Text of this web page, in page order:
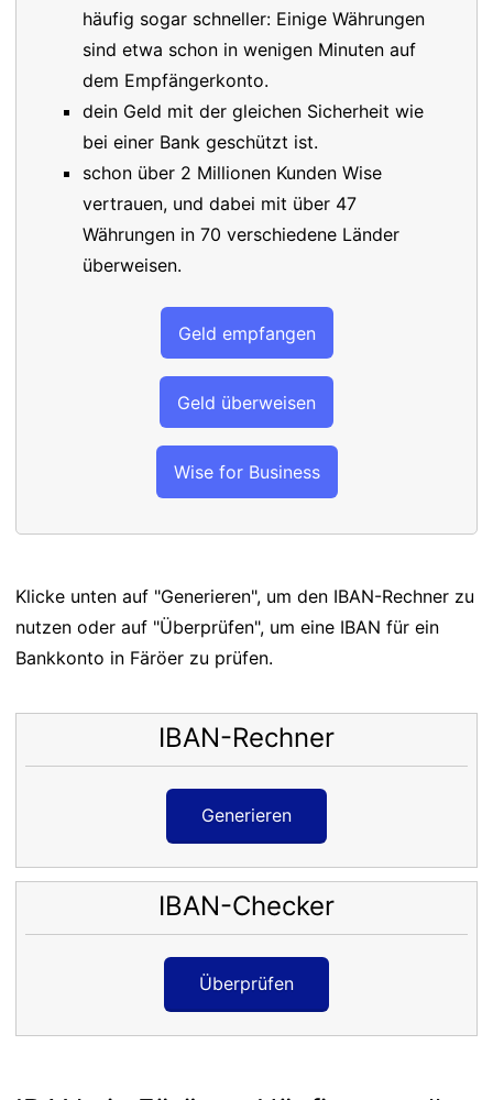
häufig sogar schneller: Einige Währungen
sind etwa schon in wenigen Minuten auf
dem Empfängerkonto.
dein Geld mit der gleichen Sicherheit wie
bei einer Bank geschützt ist.
schon über 2 Millionen Kunden Wise
vertrauen, und dabei mit über 47
Währungen in 70 verschiedene Länder
überweisen.
Geld empfangen
Geld überweisen
Wise for Business
Klicke unten auf "Generieren", um den IBAN-Rechner zu
nutzen oder auf "Überprüfen", um eine IBAN für ein
Bankkonto in Färöer zu prüfen.
IBAN-Rechner
Generieren
IBAN-Checker
Überprüfen